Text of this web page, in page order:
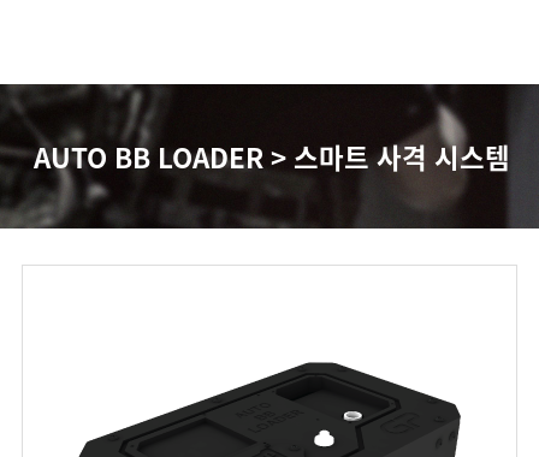
AUTO BB LOADER > 스마트 사격 시스템